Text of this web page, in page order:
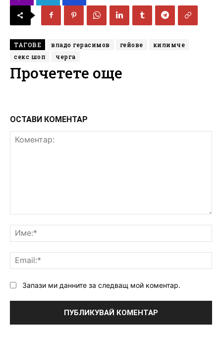
ТАГОВЕ владо герасимов гейове
килимче
секс шоп
черга
Прочетете още
ОСТАВИ КОМЕНТАР
Запази ми данните за следващ мой коментар.